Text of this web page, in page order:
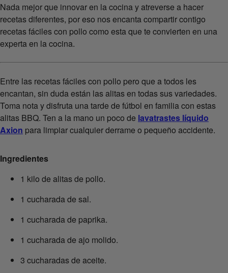
Nada mejor que innovar en la cocina y atreverse a hacer
recetas diferentes, por eso nos encanta compartir contigo
recetas fáciles con pollo como esta que te convierten en una
experta en la cocina.
Entre las recetas fáciles con pollo pero que a todos les
encantan, sin duda están las alitas en todas sus variedades.
Toma nota y disfruta una tarde de fútbol en familia con estas
alitas BBQ. Ten a la mano un poco de lavatrastes líquido
Axion para limpiar cualquier derrame o pequeño accidente.
Ingredientes
1 kilo de alitas de pollo.
1 cucharada de sal.
1 cucharada de paprika.
1 cucharada de ajo molido.
3 cucharadas de aceite.